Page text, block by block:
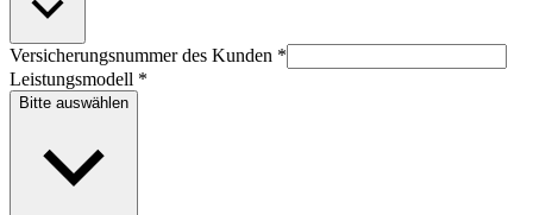
Versicherungsnummer des Kunden *
Leistungsmodell *
Bitte auswählen